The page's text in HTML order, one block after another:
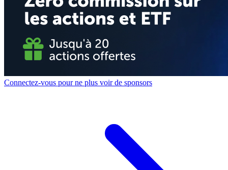
Connectez-vous pour ne plus voir de sponsors